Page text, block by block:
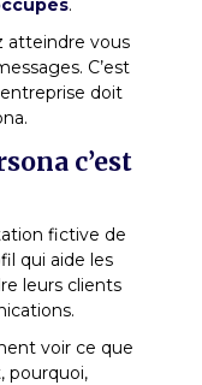
.
atteindre vous
C’est
doit
c’est
fictive de
qui aide les
leurs clients
voir ce que
pourquoi,